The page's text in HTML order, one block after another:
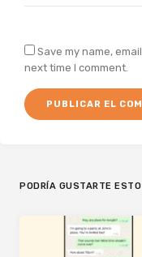
Save my name,
next time I comment.
PODRÍA GUSTARTE ESTO